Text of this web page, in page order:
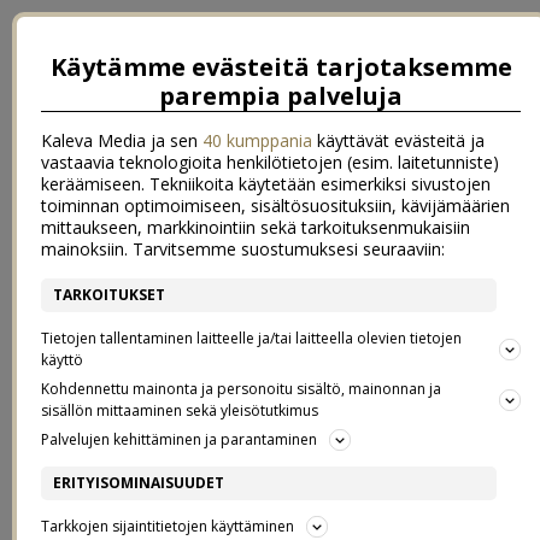
Sataa rop rop rop…
PIPO KIREÄLLÄ? + KLO DESIGN -
ALENNUSKOODI
16.10.2017
Käytämme evästeitä tarjotaksemme
parempia palveluja
Kaleva Media ja sen 40 kumppania käyttävät evästeitä ja
vastaavia teknologioita henkilötietojen (esim. laitetunniste)
keräämiseen. Tekniikoita käytetään esimerkiksi sivustojen
toiminnan optimoimiseen, sisältösuosituksiin, kävijämäärien
mittaukseen, markkinointiin sekä tarkoituksenmukaisiin
mainoksiin. Tarvitsemme suostumuksesi seuraaviin:
TARKOITUKSET
Tietojen tallentaminen laitteelle ja/tai laitteella olevien tietojen
käyttö
Kohdennettu mainonta ja personoitu sisältö, mainonnan ja
sisällön mittaaminen sekä yleisötutkimus
Palvelujen kehittäminen ja parantaminen
ERITYISOMINAISUUDET
Tarkkojen sijaintitietojen käyttäminen